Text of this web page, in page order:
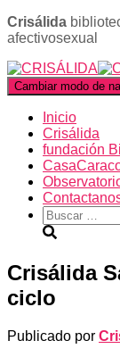
Crisálida
afectivosexual
Cambiar modo de
Inicio
Crisálida
fundación
Buscar:
Crisálida
ciclo
Publicado por